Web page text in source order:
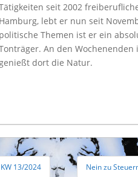
seit 2002
Hamburg, lebt er nun seit
politische Themen ist er ein
An den
dort die Natur.
13/2024 Nein zu